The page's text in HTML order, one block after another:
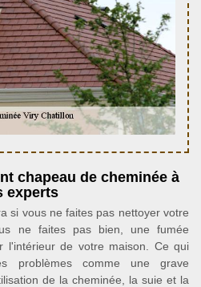
chapeau de cheminée à
experts
si vous ne faites pas nettoyer votre
ne faites pas bien, une fumée
l'intérieur de votre maison. Ce qui
problèmes comme une grave
de la cheminée, la suie et la